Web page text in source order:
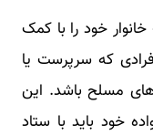
خود را با کمک
که سرپرست یا
مسلح باشد. این
خود باید با ستاد